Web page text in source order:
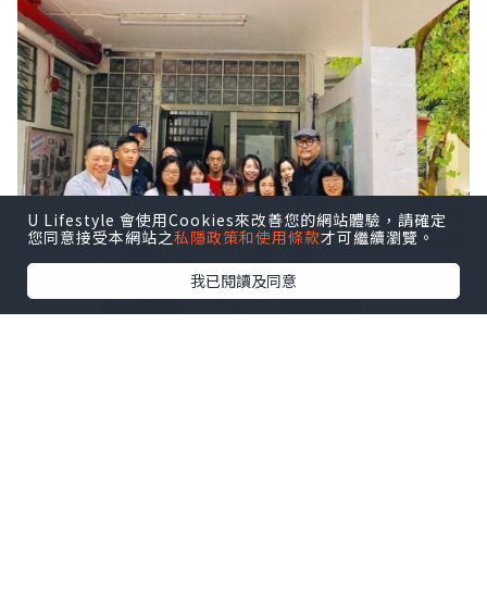
U Lifestyle 會使用Cookies來改善您的網站體驗，請確定
您同意接受本網站之私隱政策和使用條款才可繼續瀏覽。
我已閱讀及同意